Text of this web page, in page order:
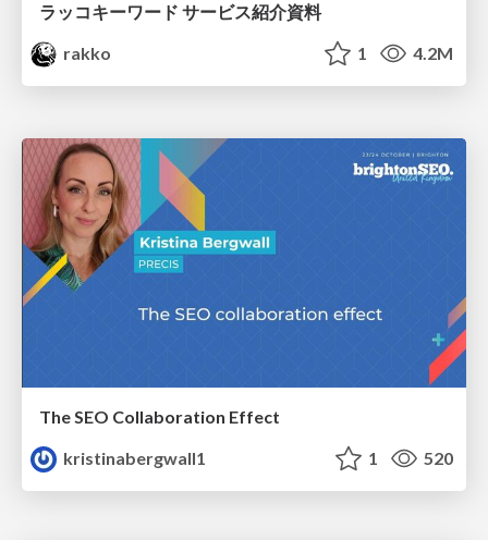
ラッコキーワード サービス紹介資料
rakko
1 4.2M
The SEO Collaboration Effect
kristinabergwall1
1 520